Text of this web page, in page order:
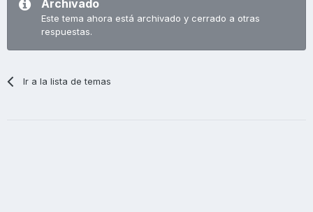
Archivado
Este tema ahora está archivado y cerrado a otras
respuestas.
Ir a la lista de temas